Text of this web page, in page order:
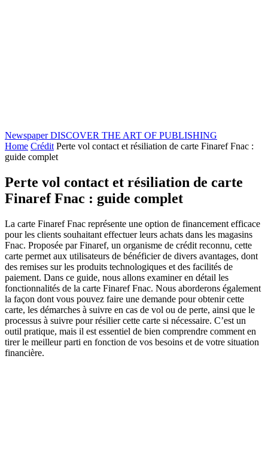
Newspaper DISCOVER THE ART OF PUBLISHING
Home Crédit Perte vol contact et résiliation de carte Finaref Fnac :
guide complet
Perte vol contact et résiliation de carte
Finaref Fnac : guide complet
La carte Finaref Fnac représente une option de financement efficace
pour les clients souhaitant effectuer leurs achats dans les magasins
Fnac. Proposée par Finaref, un organisme de crédit reconnu, cette
carte permet aux utilisateurs de bénéficier de divers avantages, dont
des remises sur les produits technologiques et des facilités de
paiement. Dans ce guide, nous allons examiner en détail les
fonctionnalités de la carte Finaref Fnac. Nous aborderons également
la façon dont vous pouvez faire une demande pour obtenir cette
carte, les démarches à suivre en cas de vol ou de perte, ainsi que le
processus à suivre pour résilier cette carte si nécessaire. C’est un
outil pratique, mais il est essentiel de bien comprendre comment en
tirer le meilleur parti en fonction de vos besoins et de votre situation
financière.